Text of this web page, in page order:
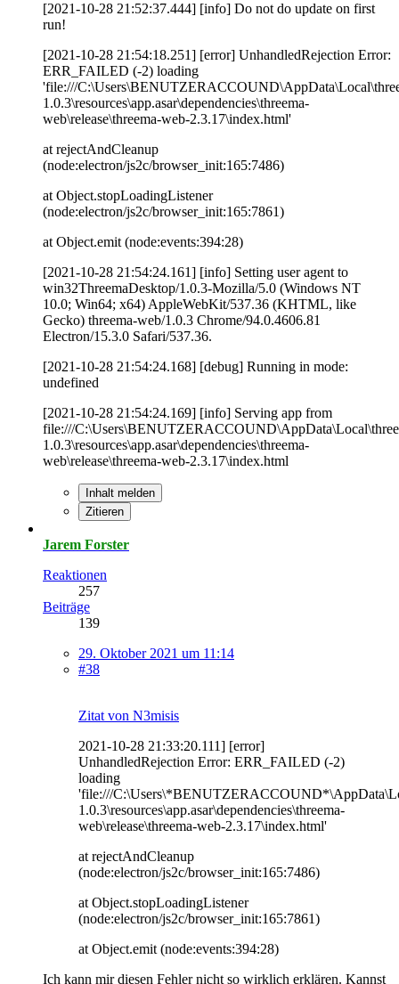
[2021-10-28 21:52:37.444] [info] Do not do update on first
run!
[2021-10-28 21:54:18.251] [error] UnhandledRejection Error:
ERR_FAILED (-2) loading
'file:///
1.0.3\resources\app.asar\dependencies\threema-
web\release\threema-web-2.3.17\index.html'
at rejectAndCleanup
(node:electron/js2c/browser_init:165:7486)
at Object.stopLoadingListener
(node:electron/js2c/browser_init:165:7861)
at Object.emit (node:events:394:28)
[2021-10-28 21:54:24.161] [info] Setting user agent to
win32ThreemaDesktop/1.0.3-Mozilla/5.0 (Windows NT
10.0; Win64; x64) AppleWebKit/537.36 (KHTML, like
Gecko) threema-web/1.0.3 Chrome/94.0.4606.81
Electron/15.3.0 Safari/537.36.
[2021-10-28 21:54:24.168] [debug] Running in mode:
undefined
[2021-10-28 21:54:24.169] [info] Serving app from
file:///
1.0.3\resources\app.asar\dependencies\threema-
web\release\threema-web-2.3.17\index.html
Inhalt melden
Zitieren
Jarem Forster
Reaktionen
257
Beiträge
139
29. Oktober 2021 um 11:14
#38
Zitat von N3misis
2021-10-28 21:33:20.111] [error]
UnhandledRejection Error: ERR_FAILED (-2)
loading
'file:///
1.0.3\resources\app.asar\dependencies\threema-
web\release\threema-web-2.3.17\index.html'
at rejectAndCleanup
(node:electron/js2c/browser_init:165:7486)
at Object.stopLoadingListener
(node:electron/js2c/browser_init:165:7861)
at Object.emit (node:events:394:28)
Ich kann mir diesen Fehler nicht so wirklich erklären. Kannst